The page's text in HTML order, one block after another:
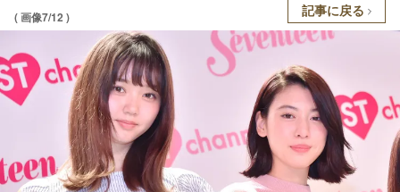
( 画像7/12 ) 記事に戻る